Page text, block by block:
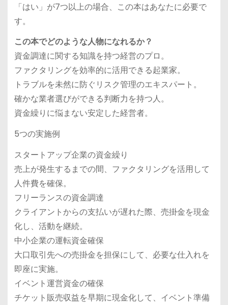
「はい」が7つ以上の場合、この本はあなたに必要で
す。
この本でどのような人物になれるか？
資金調達に関する知識を持つ経営のプロ。
ファクタリングを効率的に活用できる起業家。
トラブルを未然に防ぐリスク管理のエキスパート。
確かな業者選びができる判断力を持つ人。
資金繰りに悩まない安定した経営者。
5つの実施例
スタートアップ企業の資金繰り
売上が発生するまでの間、ファクタリングを活用して
人件費を確保。
フリーランスの資金調達
クライアントからの支払いが遅れた際、売掛金を現金
化し、活動を継続。
中小企業の運転資金確保
大口取引先への売掛金を担保にして、必要な仕入れを
即座に実施。
イベント運営資金の確保
チケット販売収益を早期に現金化して、イベント準備